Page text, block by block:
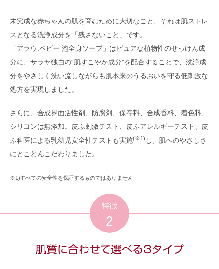
未完成な赤ちゃんの肌を育むために大切なこと、それは肌ストレ
スとなる洗浄成分を「残さないこと」です。
「アラウ.ベビー 泡全身ソープ」はピュアな植物性のせっけん成
分に、サラヤ独自の“肌すこやか成分”を配合することで、洗浄成
分をやさしく洗い流しながらも肌本来のうるおいを守る低刺激な
処方を実現しました。
さらに、合成界面活性剤、防腐剤、保存料、合成香料、着色料、
シリコンは無添加。皮ふ刺激テスト、皮ふアレルギーテスト、皮
ふ科医による乳幼児安全性テストも実施(※1) し、肌へのやさしさ
にとことんこだわりました。
※1)すべての安全性を保証するものではありません
特徴
2
肌質に合わせて選べる3タイプ